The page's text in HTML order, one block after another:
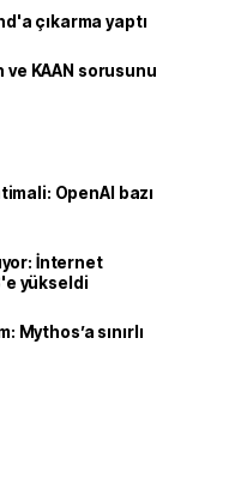
çıkarma yaptı
ve KAAN sorusunu
OpenAI bazı
İnternet
yükseldi
Mythos’a sınırlı